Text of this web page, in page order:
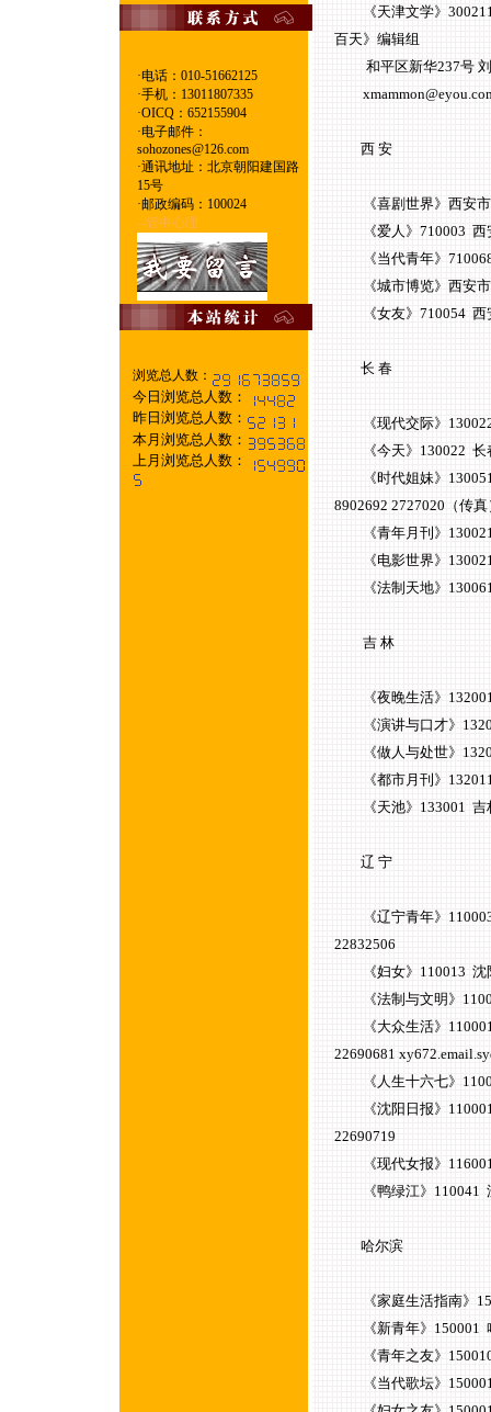
·电话：010-51662125
·手机：13011807335
·OICQ：652155904
·电子邮件：
sohozones@126.com
·通讯地址：北京朝阳建国路
15号
·邮政编码：100024
--管中心理
浏览总人数：
今日浏览总人数：
昨日浏览总人数：
本月浏览总人数：
上月浏览总人数：
《天津文学》300211
百天》编辑组
和平区新华237号 刘
西 安
《喜剧世界》西安市
《爱人》710003 西
《当代青年》710068
《城市博览》西安市
《女友》710054 西
长 春
《现代交际》130022
《今天》130022 长
《时代姐妹》130051
8902692 2727020（传
《青年月刊》130021
《电影世界》130021
《法制天地》130061
吉 林
《夜晚生活》132001
《演讲与口才》
《做人与处世》
《都市月刊》
《天池》133001 吉
辽 宁
《辽宁青年》110003
22832506
《妇女》110013 沈阳
《法制与文明》
《大众生活》110001
22690681
《人生十六七》
《沈阳日报》110001
22690719
《现代女报》116001
《鸭绿江》110041
哈尔滨
《家庭生活指南》
《新青年》150001
《青年之友》150010
《当代歌坛》150001